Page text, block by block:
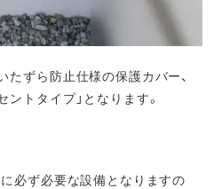
たずら防止仕様の保護カバー、
トタイプ」となります。
必ず必要な設備となりますの